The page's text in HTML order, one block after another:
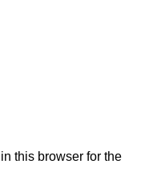
this browser for the